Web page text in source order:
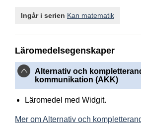
Ingår i serien Kan matematik
Läromedelsegenskaper
Alternativ och
kommunikation (AKK)
Läromedel med Widgit.
Mer om Alternativ och